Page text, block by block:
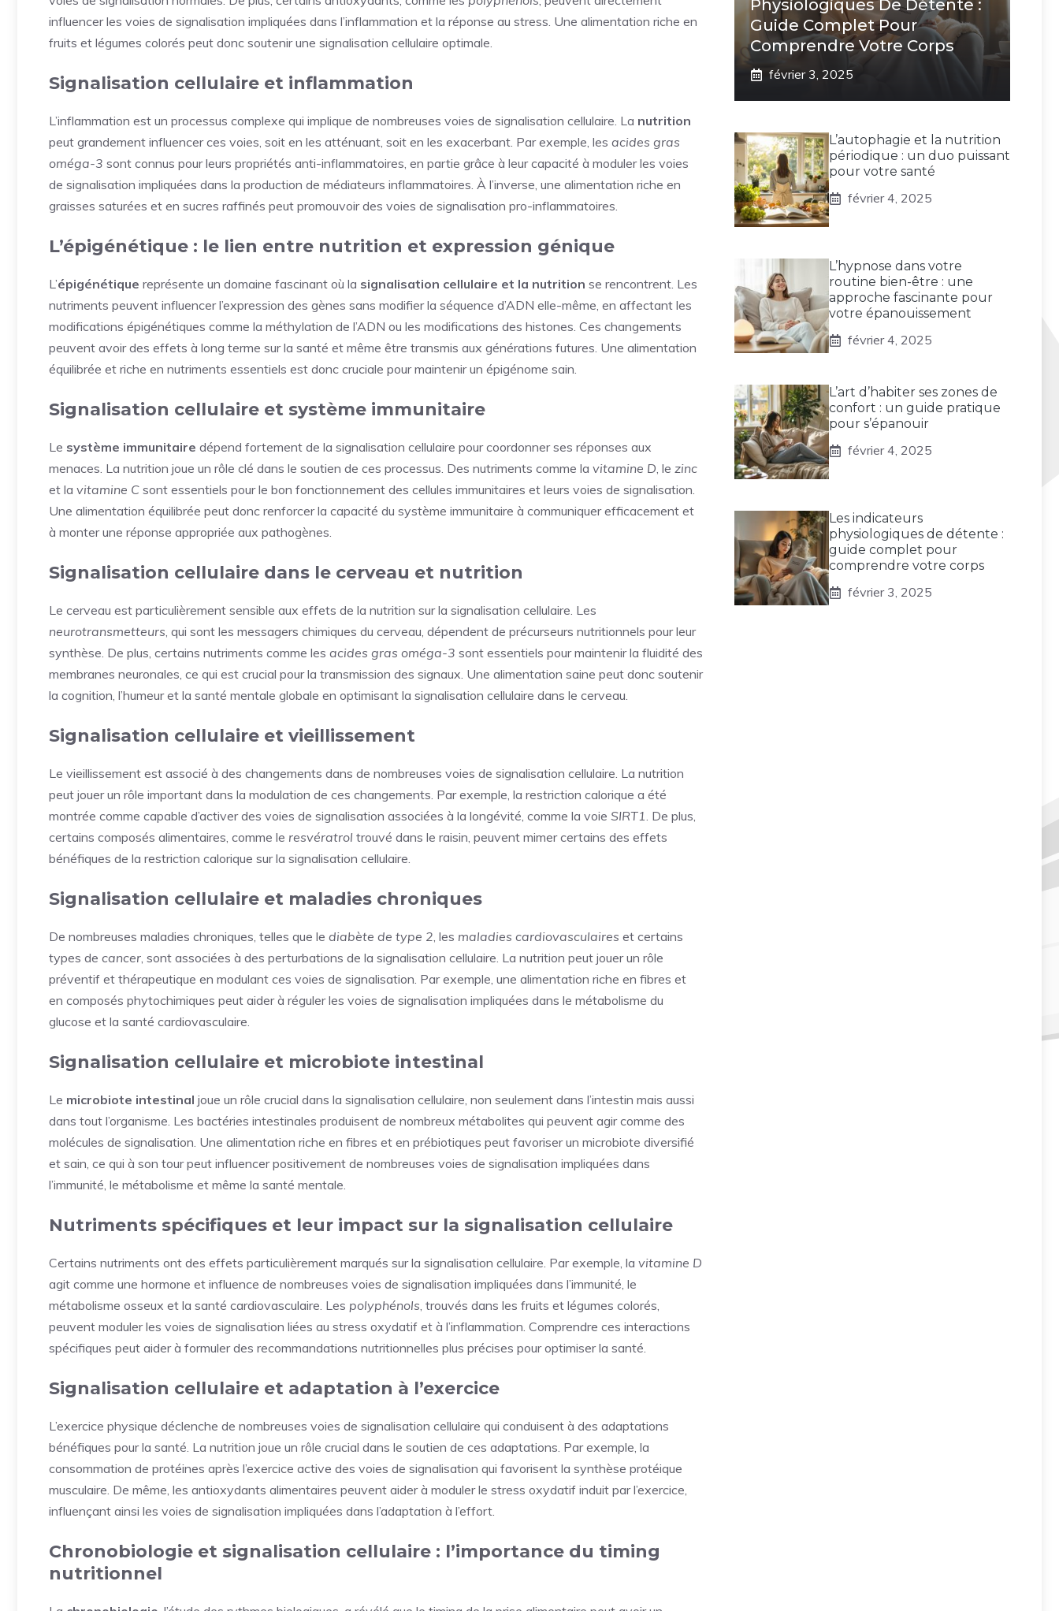
influencer les voies de signalisation impliquées dans l’inflammation et la réponse au stress. Une alimentation riche en
fruits et légumes colorés peut donc soutenir une signalisation cellulaire optimale.
Signalisation cellulaire et inflammation
L’inflammation est un processus complexe qui implique de nombreuses voies de signalisation cellulaire. La nutrition
peut grandement influencer ces voies, soit en les atténuant, soit en les exacerbant. Par exemple, les acides gras
oméga-3 sont connus pour leurs propriétés anti-inflammatoires, en partie grâce à leur capacité à moduler les voies
de signalisation impliquées dans la production de médiateurs inflammatoires. À l’inverse, une alimentation riche en
graisses saturées et en sucres raffinés peut promouvoir des voies de signalisation pro-inflammatoires.
L’épigénétique : le lien entre nutrition et expression génique
L’épigénétique représente un domaine fascinant où la signalisation cellulaire et la nutrition se rencontrent. Les
nutriments peuvent influencer l’expression des gènes sans modifier la séquence d’ADN elle-même, en affectant les
modifications épigénétiques comme la méthylation de l’ADN ou les modifications des histones. Ces changements
peuvent avoir des effets à long terme sur la santé et même être transmis aux générations futures. Une alimentation
équilibrée et riche en nutriments essentiels est donc cruciale pour maintenir un épigénome sain.
Signalisation cellulaire et système immunitaire
Le système immunitaire dépend fortement de la signalisation cellulaire pour coordonner ses réponses aux
menaces. La nutrition joue un rôle clé dans le soutien de ces processus. Des nutriments comme la vitamine D, le zinc
et la vitamine C sont essentiels pour le bon fonctionnement des cellules immunitaires et leurs voies de signalisation.
Une alimentation équilibrée peut donc renforcer la capacité du système immunitaire à communiquer efficacement et
à monter une réponse appropriée aux pathogènes.
Signalisation cellulaire dans le cerveau et nutrition
Le cerveau est particulièrement sensible aux effets de la nutrition sur la signalisation cellulaire. Les
neurotransmetteurs, qui sont les messagers chimiques du cerveau, dépendent de précurseurs nutritionnels pour leur
synthèse. De plus, certains nutriments comme les acides gras oméga-3 sont essentiels pour maintenir la fluidité des
membranes neuronales, ce qui est crucial pour la transmission des signaux. Une alimentation saine peut donc soutenir
la cognition, l’humeur et la santé mentale globale en optimisant la signalisation cellulaire dans le cerveau.
Signalisation cellulaire et vieillissement
Le vieillissement est associé à des changements dans de nombreuses voies de signalisation cellulaire. La nutrition
peut jouer un rôle important dans la modulation de ces changements. Par exemple, la restriction calorique a été
montrée comme capable d’activer des voies de signalisation associées à la longévité, comme la voie SIRT1. De plus,
certains composés alimentaires, comme le resvératrol trouvé dans le raisin, peuvent mimer certains des effets
bénéfiques de la restriction calorique sur la signalisation cellulaire.
Signalisation cellulaire et maladies chroniques
De nombreuses maladies chroniques, telles que le diabète de type 2, les maladies cardiovasculaires et certains
types de cancer, sont associées à des perturbations de la signalisation cellulaire. La nutrition peut jouer un rôle
préventif et thérapeutique en modulant ces voies de signalisation. Par exemple, une alimentation riche en fibres et
en composés phytochimiques peut aider à réguler les voies de signalisation impliquées dans le métabolisme du
glucose et la santé cardiovasculaire.
Signalisation cellulaire et microbiote intestinal
Le microbiote intestinal joue un rôle crucial dans la signalisation cellulaire, non seulement dans l’intestin mais aussi
dans tout l’organisme. Les bactéries intestinales produisent de nombreux métabolites qui peuvent agir comme des
molécules de signalisation. Une alimentation riche en fibres et en prébiotiques peut favoriser un microbiote diversifié
et sain, ce qui à son tour peut influencer positivement de nombreuses voies de signalisation impliquées dans
l’immunité, le métabolisme et même la santé mentale.
Nutriments spécifiques et leur impact sur la signalisation cellulaire
Certains nutriments ont des effets particulièrement marqués sur la signalisation cellulaire. Par exemple, la vitamine D
agit comme une hormone et influence de nombreuses voies de signalisation impliquées dans l’immunité, le
métabolisme osseux et la santé cardiovasculaire. Les polyphénols, trouvés dans les fruits et légumes colorés,
peuvent moduler les voies de signalisation liées au stress oxydatif et à l’inflammation. Comprendre ces interactions
spécifiques peut aider à formuler des recommandations nutritionnelles plus précises pour optimiser la santé.
Signalisation cellulaire et adaptation à l’exercice
L’exercice physique déclenche de nombreuses voies de signalisation cellulaire qui conduisent à des adaptations
bénéfiques pour la santé. La nutrition joue un rôle crucial dans le soutien de ces adaptations. Par exemple, la
consommation de protéines après l’exercice active des voies de signalisation qui favorisent la synthèse protéique
musculaire. De même, les antioxydants alimentaires peuvent aider à moduler le stress oxydatif induit par l’exercice,
influençant ainsi les voies de signalisation impliquées dans l’adaptation à l’effort.
Chronobiologie et signalisation cellulaire : l’importance du timing
nutritionnel
Physiologiques De Détente :
Guide Complet Pour
Comprendre Votre Corps
février 3, 2025
L’autophagie et la nutrition
périodique : un duo puissant
pour votre santé
février 4, 2025
L’hypnose dans votre
routine bien-être : une
approche fascinante pour
votre épanouissement
février 4, 2025
L’art d’habiter ses zones de
confort : un guide pratique
pour s’épanouir
février 4, 2025
Les indicateurs
physiologiques de détente :
guide complet pour
comprendre votre corps
février 3, 2025